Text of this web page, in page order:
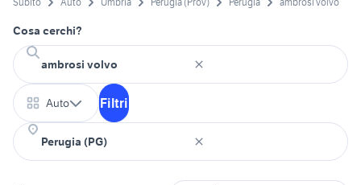
Cosa cerchi?
Auto Filtri